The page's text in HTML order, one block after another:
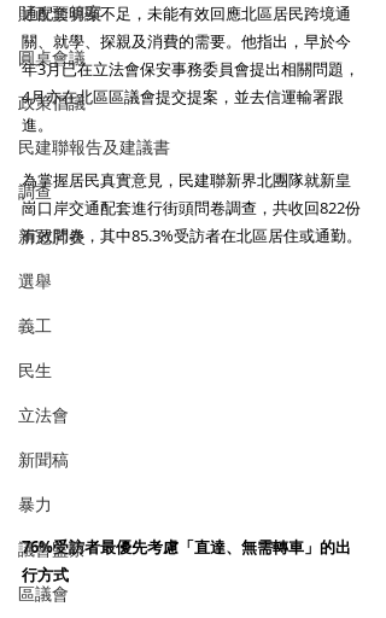
財政預算案
圓桌會議
政策倡議
民建聯報告及建議書
調查
新冠肺炎
選舉
義工
民生
立法會
新聞稿
暴力
議會監察
區議會
通配套明顯不足，未能有效回應北區居民跨境通
關、就學、探親及消費的需要。他指出，早於今
年3月已在立法會保安事務委員會提出相關問題，
4月亦在北區區議會提交提案，並去信運輸署跟
進。
為掌握居民真實意見，民建聯新界北團隊就新皇
崗口岸交通配套進行街頭問卷調查，共收回822份
有效問卷，其中85.3%受訪者在北區居住或通勤。
76%受訪者最優先考慮「直達、無需轉車」的出
行方式